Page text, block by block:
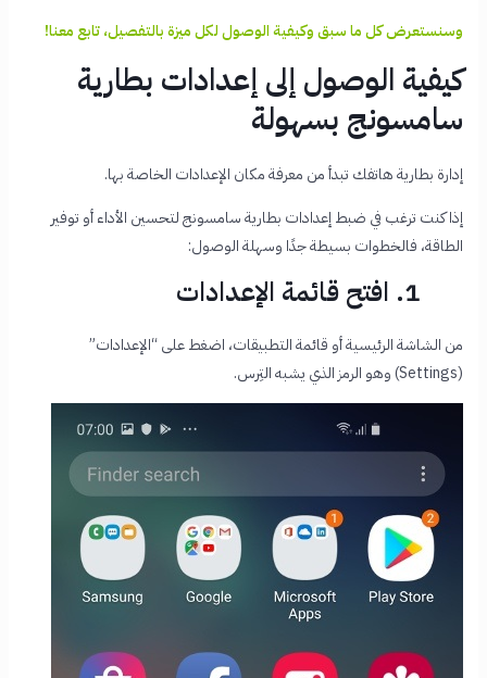
وسنستعرض كل ما سبق وكيفية الوصول لكل ميزة بالتفصيل، تابع معنا!
كيفية الوصول إلى إعدادات بطارية
سامسونج بسهولة
إدارة بطارية هاتفك تبدأ من معرفة مكان الإعدادات الخاصة بها.
إذا كنت ترغب في ضبط إعدادات بطارية سامسونج لتحسين الأداء أو توفير
الطاقة، فالخطوات بسيطة جدًا وسهلة الوصول:
1. افتح قائمة الإعدادات
من الشاشة الرئيسية أو قائمة التطبيقات، اضغط على “الإعدادات”
(Settings) وهو الرمز الذي يشبه التِرس.